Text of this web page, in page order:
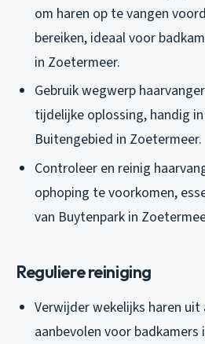
om haren op te vangen
bereiken, ideaal voor
in Zoetermeer.
Gebruik wegwerp
tijdelijke oplossing, handig
Buitengebied in Zoetermeer.
Controleer en reinig
ophoping te voorkomen,
van Buytenpark in
Reguliere reiniging
Verwijder wekelijks haren
aanbevolen voor badkamers